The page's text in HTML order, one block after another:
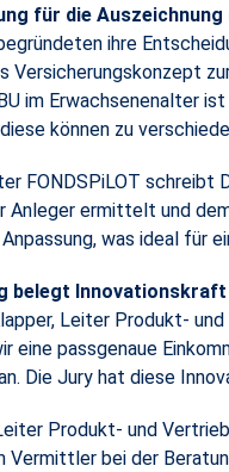
für die
ihre
Versicherungskonzept
im Erwachsenenalter
können zu
FONDSPiLOT schreibt
Anleger ermittelt und
was ideal für
belegt
Leiter Produkt-
eine passgenaue
Die Jury hat diese
Produkt- und
Vermittler bei der